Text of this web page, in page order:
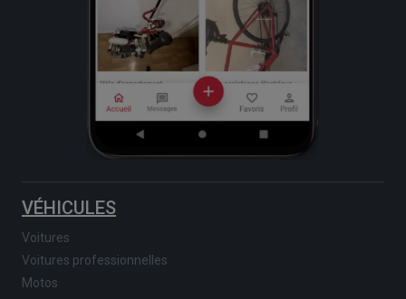
VÉHICULES
Voitures
Voitures professionnelles
Motos